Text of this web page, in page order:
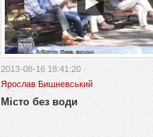
2013-08-16 18:41:20 ·
Ярослав Бишневський
Місто без води